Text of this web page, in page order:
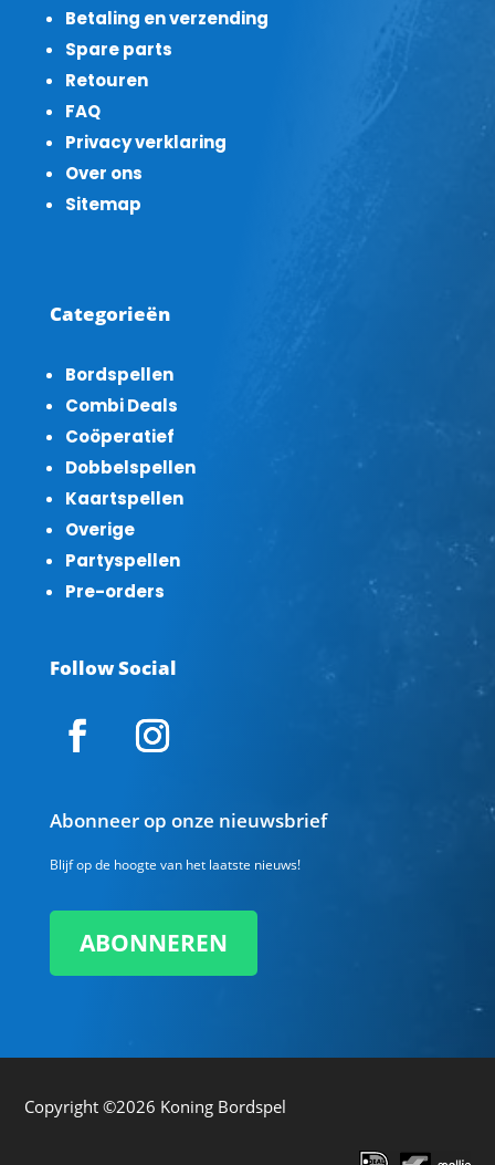
Betaling en verzending
Spare parts
Retouren
FAQ
Privacy verklaring
Over ons
Sitemap
Categorieën
Bordspellen
Combi Deals
Coöperatief
Dobbelspellen
Kaartspellen
Overige
Partyspellen
Pre-orders
Follow Social
Abonneer op onze nieuwsbrief
Blijf op de hoogte van het laatste nieuws!
ABONNEREN
Copyright ©2026 Koning Bordspel